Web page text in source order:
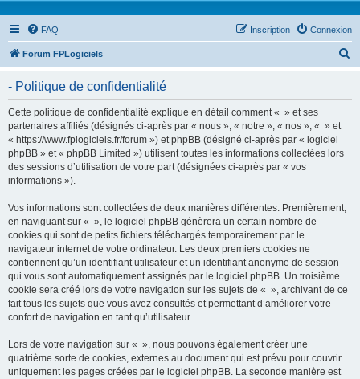
FAQ Connexion
Inscription
Forum FPLogiciels
- Politique de confidentialité
Cette politique de confidentialité explique en détail comment « » et ses
partenaires affiliés (désignés ci-après par « nous », « notre », « nos », « » et
« https://www.fplogiciels.fr/forum ») et phpBB (désigné ci-après par « logiciel
phpBB » et « phpBB Limited ») utilisent toutes les informations collectées lors
des sessions d’utilisation de votre part (désignées ci-après par « vos
informations »).
Vos informations sont collectées de deux manières différentes. Premièrement,
en naviguant sur « », le logiciel phpBB génèrera un certain nombre de
cookies qui sont de petits fichiers téléchargés temporairement par le
navigateur internet de votre ordinateur. Les deux premiers cookies ne
contiennent qu’un identifiant utilisateur et un identifiant anonyme de session
qui vous sont automatiquement assignés par le logiciel phpBB. Un troisième
cookie sera créé lors de votre navigation sur les sujets de « », archivant de ce
fait tous les sujets que vous avez consultés et permettant d’améliorer votre
confort de navigation en tant qu’utilisateur.
Lors de votre navigation sur « », nous pouvons également créer une
quatrième sorte de cookies, externes au document qui est prévu pour couvrir
uniquement les pages créées par le logiciel phpBB. La seconde manière est